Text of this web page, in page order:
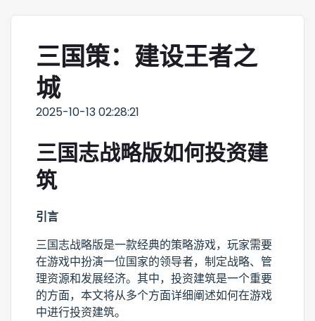
三国策：建设王者之
城
2025-10-13 02:28:21
三国志战略版如何投资建
筑
引言
三国志战略版是一款经典的策略游戏，玩家需要
在游戏中扮演一位国家的领导者，制定战略、管
理资源和发展经济。其中，投资建筑是一个重要
的方面，本文将从多个方面详细阐述如何在游戏
中进行投资建筑。